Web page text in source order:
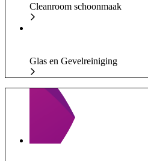
Cleanroom schoonmaak
Glas en Gevelreiniging